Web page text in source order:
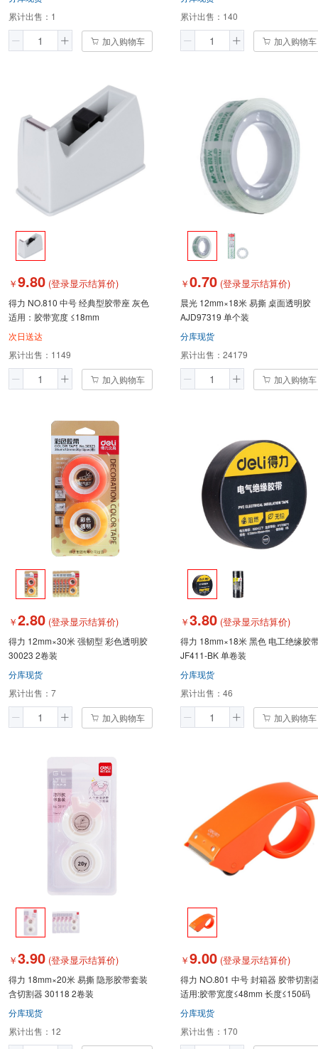
累计出售： 1
加入购物车
累计出售： 140
加入购物车
￥9.80 (登录显示结算价)
得力 NO.810 中号 经典型胶带座 灰色
适用：胶带宽度 ≤18mm
次日送达
累计出售： 1149
加入购物车
￥0.70 (登录显示结算价)
晨光 12mm×18米 易撕 桌面透明胶
AJD97319 单个装
分库现货
累计出售： 24179
加入购物车
￥2.80 (登录显示结算价)
得力 12mm×30米 强韧型 彩色透明胶
30023 2卷装
分库现货
累计出售： 7
加入购物车
￥3.80 (登录显示结算价)
得力 18mm×18米 黑色 电工绝缘胶
JF411-BK 单卷装
分库现货
累计出售： 46
加入购物车
￥3.90 (登录显示结算价)
得力 18mm×20米 易撕 隐形胶带套装
含切割器 30118 2卷装
分库现货
累计出售： 12
￥9.00 (登录显示结算价)
得力 NO.801 中号 封箱器 胶带切割
适用:胶带宽度≤48mm 长度≤150码
分库现货
累计出售： 170